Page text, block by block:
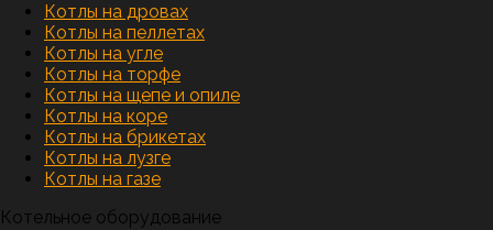
Котлы на дровах
Котлы на пеллетах
Котлы на угле
Котлы на торфе
Котлы на щепе и опиле
Котлы на коре
Котлы на брикетах
Котлы на лузге
Котлы на газе
Котельное оборудование